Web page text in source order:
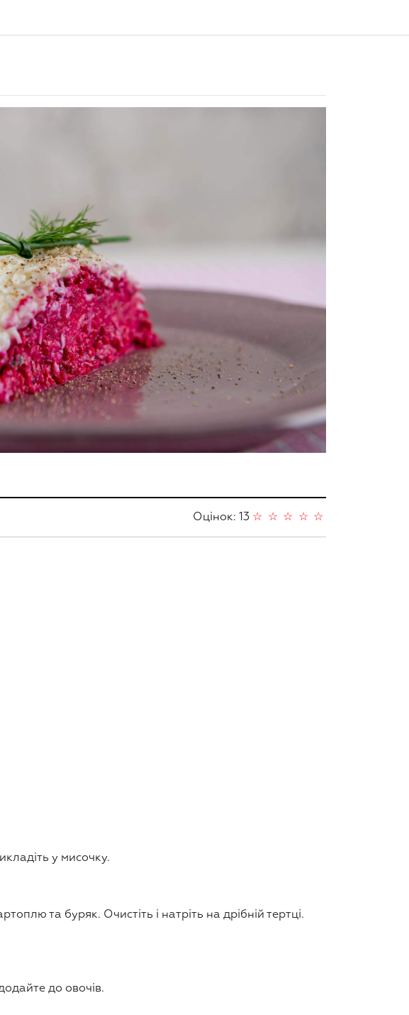
Оцінок: 13 ☆
☆
☆
☆
☆
у мисочку.
та буряк. Очистіть і натріть на дрібній тертці.
до овочів.